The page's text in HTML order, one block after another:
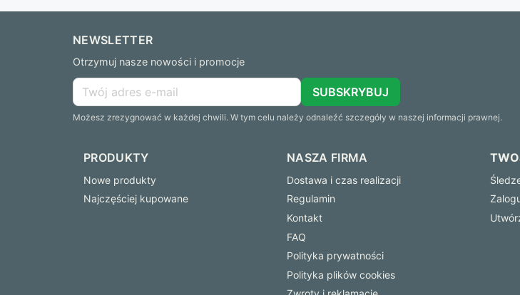
NEWSLETTER
Otrzymuj nasze nowości i promocje
SUBSKRYBUJ
Możesz zrezygnować w każdej chwili. W tym celu należy odnaleźć szczegóły w naszej informacji prawnej.
PRODUKTY
Nowe produkty
Najczęściej kupowane
NASZA FIRMA
Dostawa i czas realizacji
Regulamin
Kontakt
FAQ
Polityka prywatności
Polityka plików cookies